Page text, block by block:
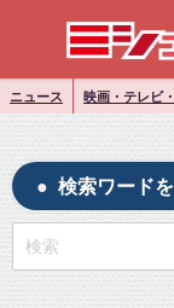
ニュース 映画・テレビ
検索ワード